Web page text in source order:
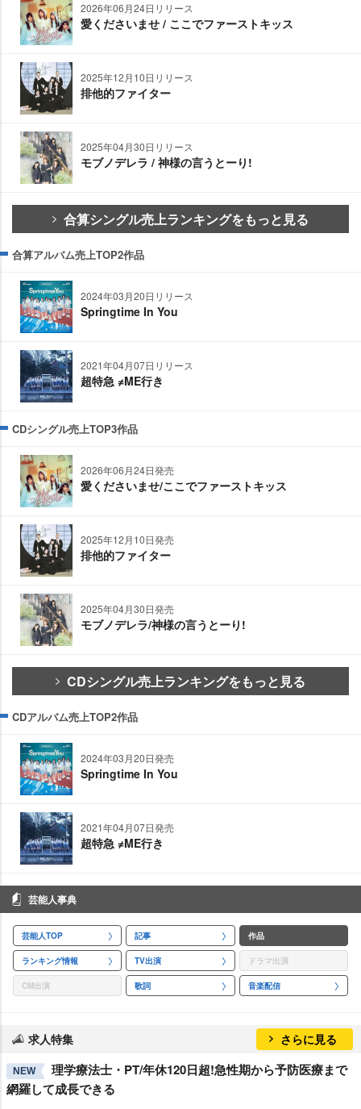
2026年06月24日リリース
愛くださいませ / ここでファーストキッス
2025年12月10日リリース
排他的ファイター
2025年04月30日リリース
モブノデレラ / 神様の言うとーり!
合算シングル売上ランキングをもっと見る
合算アルバム売上TOP2作品
2024年03月20日リリース
Springtime In You
2021年04月07日リリース
超特急 ≠ME行き
CDシングル売上TOP3作品
2026年06月24日発売
愛くださいませ/ここでファーストキッス
2025年12月10日発売
排他的ファイター
2025年04月30日発売
モブノデレラ/神様の言うとーり!
CDシングル売上ランキングをもっと見る
CDアルバム売上TOP2作品
2024年03月20日発売
Springtime In You
2021年04月07日発売
超特急 ≠ME行き
芸能人事典
芸能人TOP 記事 作品
ランキング情報 TV出演 ドラマ出演
CM出演 歌詞 音楽配信
求人特集 さらに見る
NEW
理学療法士・PT/年休120日超!急性期から予防医療まで
網羅して成長できる